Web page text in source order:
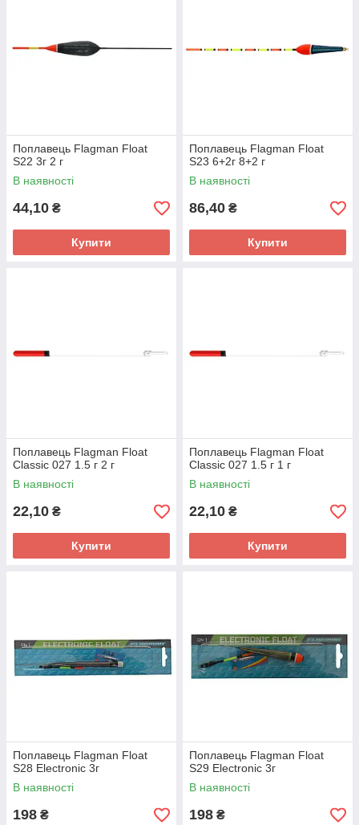
Поплавець Flagman Float
S22 3г 2 г
В наявності
44,10 ₴
Купити
Поплавець Flagman Float
S23 6+2г 8+2 г
В наявності
86,40 ₴
Купити
Поплавець Flagman Float
Classic 027 1.5 г 2 г
В наявності
22,10 ₴
Купити
Поплавець Flagman Float
Classic 027 1.5 г 1 г
В наявності
22,10 ₴
Купити
Поплавець Flagman Float
S28 Electronic 3г
В наявності
198 ₴
Поплавець Flagman Float
S29 Electronic 3г
В наявності
198 ₴